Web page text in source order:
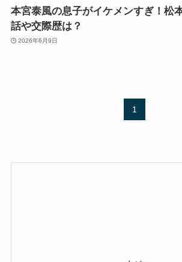
本宮泰風の息子がイケメンすぎ！松
話や交際歴は？
2026年6月9日
1